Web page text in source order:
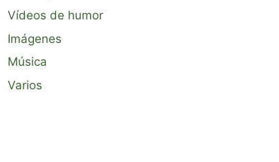
Vídeos de humor
Imágenes
Música
Varios